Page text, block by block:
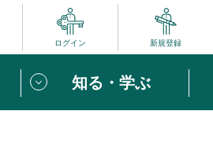
ログイン 新規登録
知る・学ぶ